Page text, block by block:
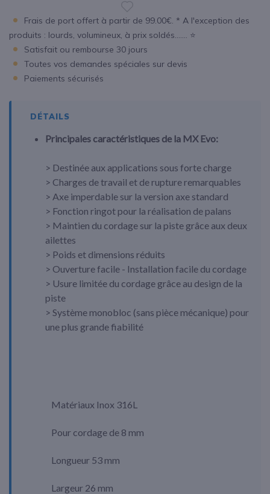
Frais de port offert à partir de 99.00€. * A l'exception des
produits : lourds, volumineux, à prix soldés....... ⭐
Satisfait ou rembourse 30 jours
Toutes vos demandes spéciales sur devis
Paiements sécurisés
DÉTAILS
Principales caractéristiques de la MX Evo:
> Destinée aux applications sous forte charge
> Charges de travail et de rupture remarquables
> Axe imperdable sur la version axe standard
> Fonction ringot pour la réalisation de palans
> Maintien du cordage sur la piste grâce aux deux
ailettes
> Poids et dimensions réduits
> Ouverture facile - Installation facile du cordage
> Usure limitée du cordage grâce au design de la
piste
> Système monobloc (sans pièce mécanique) pour
une plus grande fiabilité
Matériaux Inox 316L
Pour cordage de 8 mm
Longueur 53 mm
Largeur 26 mm